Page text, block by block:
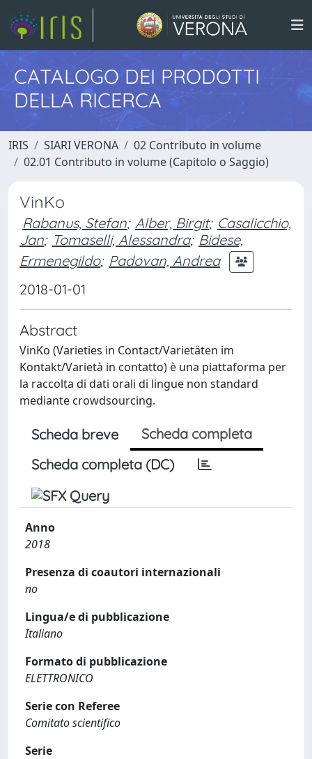
CATALOGO DEI PRODOTTI
DELLA RICERCA
IRIS SIARI VERONA
02 Contributo in volume
02.01 Contributo in volume (Capitolo o Saggio)
VinKo
Rabanus, Stefan; Alber, Birgit; Casalicchio,
Jan; Tomaselli, Alessandra; Bidese,
Ermenegildo; Padovan, Andrea
2018-01-01
Abstract
VinKo (Varieties in Contact/Varietäten im
Kontakt/Varietà in contatto) è una piattaforma per
la raccolta di dati orali di lingue non standard
mediante crowdsourcing.
Scheda breve
Scheda completa
Scheda completa (DC)
Anno
2018
Presenza di coautori internazionali
no
Lingua/e di pubblicazione
Italiano
Formato di pubblicazione
ELETTRONICO
Serie con Referee
Comitato scientifico
Serie